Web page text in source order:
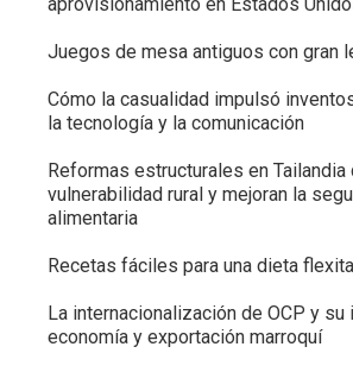
aprovisionamiento en Estados
Juegos de mesa antiguos con gran
Cómo la casualidad impulsó
la tecnología y la comunicación
Reformas estructurales en Tailandia
vulnerabilidad rural y mejoran la
alimentaria
Recetas fáciles para una dieta
La internacionalización de OCP y su
economía y exportación marroquí